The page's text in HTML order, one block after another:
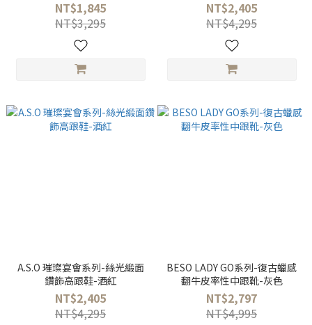
NT$1,845
NT$3,295
NT$2,405
NT$4,295
A.S.O 璀璨宴會系列-絲光緞面
鑽飾高跟鞋-酒紅
NT$2,405
NT$4,295
BESO LADY GO系列-復古蠟感
翻牛皮率性中跟靴-灰色
NT$2,797
NT$4,995